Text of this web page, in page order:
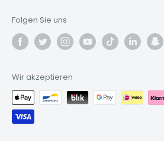
Folgen Sie uns
Wir akzeptieren